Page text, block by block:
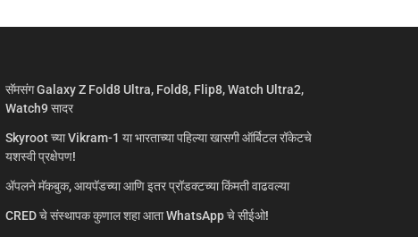
सॅमसंग Galaxy Z Fold8 Ultra, Fold8, Flip8, Watch Ultra2,
Watch9 सादर
Skyroot च्या Vikram-1 या भारताच्या पहिल्या खासगी ऑर्बिटल रॉकेटचे
यशस्वी प्रक्षेपण!
ॲपलने मॅकबुक, आयपॅडच्या आणि इतर प्रॉडक्टच्या किंमती वाढवल्या
CRED चे संस्थापक कुणाल शहा आता WhatsApp चे सीईओ!